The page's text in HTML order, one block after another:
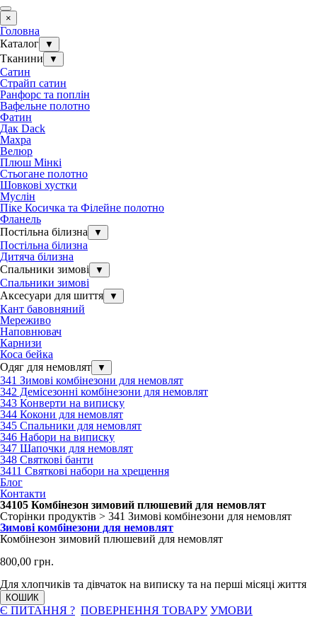
×
Головна
Каталог
▼
Тканини ▼
Сатин
Страйп сатин
Ранфорс та поплін
Вафельне полотно
Фатин
Дак Dack
Махра
Велюр
Плюш Мінкі
Стьогане полотно
Шовкові хустки
Муслін
Піке Косичка та Філейне полотно
Фланель
Постільна білизна
▼
Постільна білизна
Дитяча білизна
Спальники зимові
▼
Спальники зимові
Аксесуари для шиття
▼
Кант бавовняний
Мереживо
Наповнювач
Карнизи
Коса бейка
Одяг для немовлят
▼
341 Зимові комбінезони для немовлят
342 Демісезонні комбінезони для немовлят
343 Конверти на виписку
344 Кокони для немовлят
345 Спальники для немовлят
346 Набори на виписку
347 Шапочки для немовлят
348 Святкові банти
3411 Святкові набори на хрещення
Блог
Контакти
34105 Комбінезон зимовий плюшевий для немовлят
Сторінки продуктів > 341 Зимові комбінезони для немовлят
Зимові комбінезони для немовлят
Комбінезон зимовий плюшевий для немовлят
800,00 грн.
Для хлопчиків та дівчаток на виписку та на перші місяці життя
КОШИК
Є ПИТАННЯ ? ПОВЕРНЕННЯ ТОВАРУ УМОВИ